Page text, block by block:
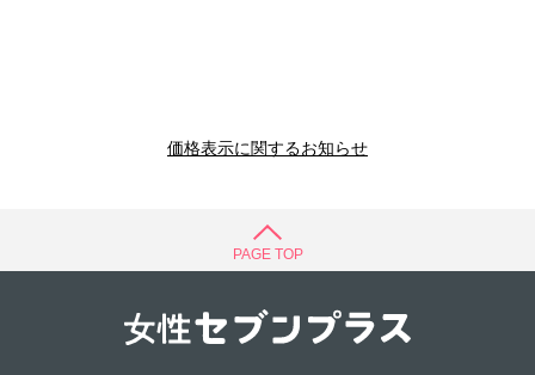
価格表示に関するお知らせ
PAGE TOP